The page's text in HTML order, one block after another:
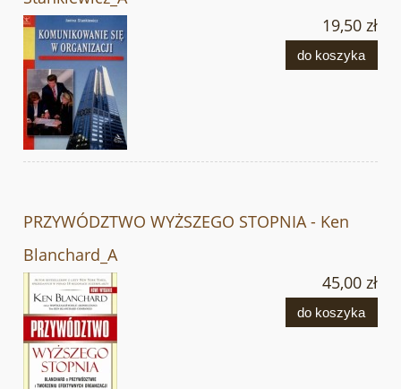
19,50 zł
do koszyka
PRZYWÓDZTWO WYŻSZEGO STOPNIA - Ken
Blanchard_A
45,00 zł
do koszyka